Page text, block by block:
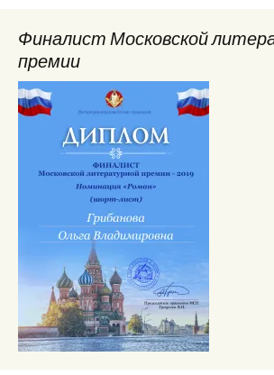
Финалист Московской
премии